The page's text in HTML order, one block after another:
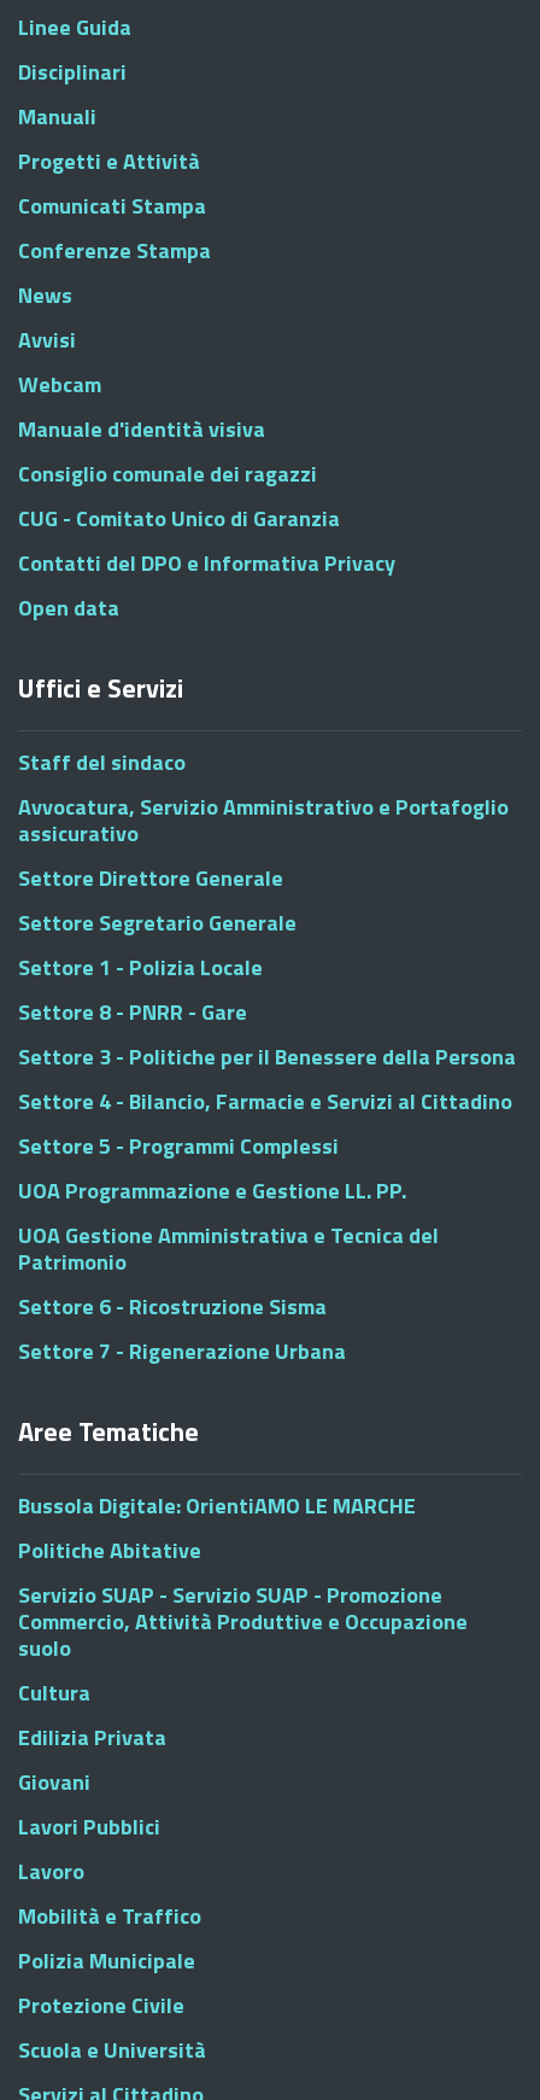
Linee Guida
Disciplinari
Manuali
Progetti e Attività
Comunicati Stampa
Conferenze Stampa
News
Avvisi
Webcam
Manuale d'identità visiva
Consiglio comunale dei ragazzi
CUG - Comitato Unico di Garanzia
Contatti del DPO e Informativa Privacy
Open data
Uffici e Servizi
Staff del sindaco
Avvocatura, Servizio Amministrativo e Portafoglio
assicurativo
Settore Direttore Generale
Settore Segretario Generale
Settore 1 - Polizia Locale
Settore 8 - PNRR - Gare
Settore 3 - Politiche per il Benessere della Persona
Settore 4 - Bilancio, Farmacie e Servizi al Cittadino
Settore 5 - Programmi Complessi
UOA Programmazione e Gestione LL. PP.
UOA Gestione Amministrativa e Tecnica del
Patrimonio
Settore 6 - Ricostruzione Sisma
Settore 7 - Rigenerazione Urbana
Aree Tematiche
Bussola Digitale: OrientiAMO LE MARCHE
Politiche Abitative
Servizio SUAP - Servizio SUAP - Promozione
Commercio, Attività Produttive e Occupazione
suolo
Cultura
Edilizia Privata
Giovani
Lavori Pubblici
Lavoro
Mobilità e Traffico
Polizia Municipale
Protezione Civile
Scuola e Università